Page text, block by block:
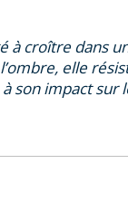
à croître dans
elle
son impact sur